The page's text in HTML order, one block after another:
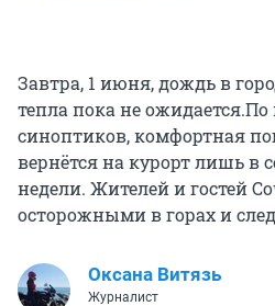
Завтра, 1 июня, дождь в
тепла пока не
синоптиков, комфортная
вернётся на курорт лишь в
недели. Жителей и гостей
осторожными в горах и
Оксана Витязь
Журналист